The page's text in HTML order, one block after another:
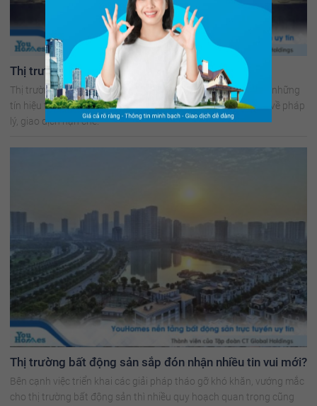
Thị trường bất động sản đã thoát 'đáy'?
Thị trường bất động sản (BĐS) những tháng cuối năm dù có những
tín hiệu tốt nhưng vẫn còn nhiều dự án chưa gỡ vướng được về pháp
lý, giao dịch hạn chế.
Thị trường bất động sản sắp đón nhận nhiều tin vui mới?
Bên cạnh việc triển khai các giải pháp tháo gỡ khó khăn, vướng mắc
cho thị trường bất động sản thì nhiều quy hoạch quan trọng cũng